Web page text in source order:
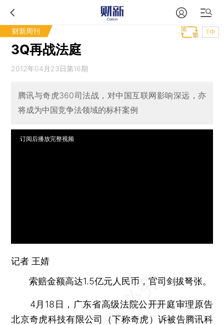
财新周刊 T中
3Q再战法庭
2012年04月23日第16期
腾讯与奇虎360司法战，对中国互联网影响深远，亦
将成为中国竞争法领域的标杆案例
订阅后播放完整视频
记者 王婧
索赔金额高达1.5亿元人民币，官司剑拔弩张。
4月18日，广东省高级法院公开开庭审理原告
北京奇虎科技有限公司（下称奇虎）诉被告腾讯科